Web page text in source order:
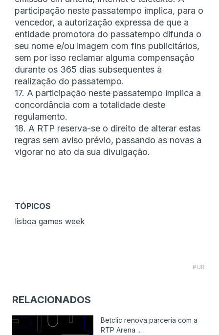
participação neste passatempo implica, para o
vencedor, a autorização expressa de que a
entidade promotora do passatempo difunda o
seu nome e/ou imagem com fins publicitários,
sem por isso reclamar alguma compensação
durante os 365 dias subsequentes à
realização do passatempo.
17. A participação neste passatempo implica a
concordância com a totalidade deste
regulamento.
18. A RTP reserva-se o direito de alterar estas
regras sem aviso prévio, passando as novas a
vigorar no ato da sua divulgação.
TÓPICOS
lisboa games week
PUB
RELACIONADOS
Betclic renova parceria com a
RTP Arena ...